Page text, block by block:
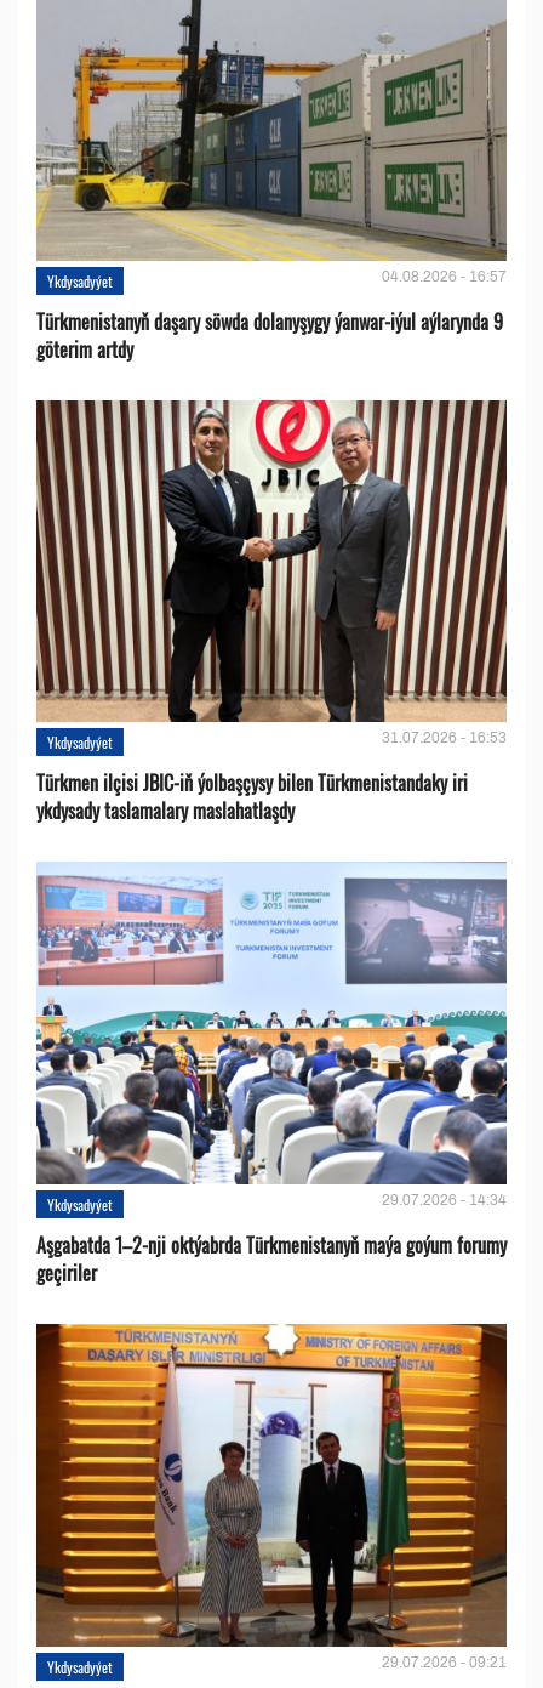
Ykdysadyýet 04.08.2026 - 16:57
Türkmenistanyň daşary söwda dolanyşygy ýanwar-iýul aýlarynda 9
göterim artdy
Ykdysadyýet 31.07.2026 - 16:53
Türkmen ilçisi JBIC-iň ýolbaşçysy bilen Türkmenistandaky iri
ykdysady taslamalary maslahatlaşdy
Ykdysadyýet 29.07.2026 - 14:34
Aşgabatda 1–2-nji oktýabrda Türkmenistanyň maýa goýum forumy
geçiriler
Ykdysadyýet 29.07.2026 - 09:21